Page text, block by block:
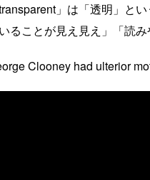
transparent」は「透明」と
ることが見え見え」「読み
Clooney had ulterior